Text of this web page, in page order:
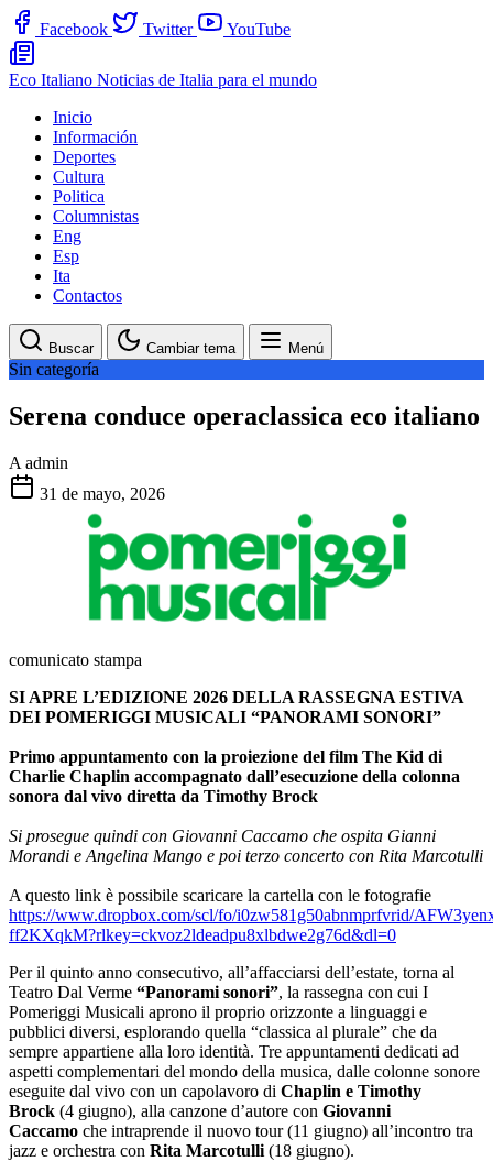
Facebook Twitter YouTube
Eco Italiano Noticias de Italia para el mundo
Inicio
Información
Deportes
Cultura
Politica
Columnistas
Eng
Esp
Ita
Contactos
Buscar Cambiar tema Menú
Sin categoría
Serena conduce operaclassica eco italiano
A admin
31 de mayo, 2026
comunicato stampa
SI APRE L’EDIZIONE 2026 DELLA RASSEGNA ESTIVA
DEI POMERIGGI MUSICALI “PANORAMI SONORI”
Primo appuntamento con la proiezione del film The Kid di
Charlie Chaplin accompagnato dall’esecuzione della colonna
sonora dal vivo diretta da Timothy Brock
Si prosegue quindi con Giovanni Caccamo che ospita Gianni
Morandi e Angelina Mango e poi terzo concerto con Rita Marcotulli
A questo link è possibile scaricare la cartella con le fotografie
https://www.dropbox.com/scl/fo/i0zw581g50abnmprfvrid/
ff2KXqkM?rlkey=ckvoz2ldeadpu8xlbdwe2g76d&dl=0
Per il quinto anno consecutivo, all’affacciarsi dell’estate, torna al
Teatro Dal Verme “Panorami sonori”, la rassegna con cui I
Pomeriggi Musicali aprono il proprio orizzonte a linguaggi e
pubblici diversi, esplorando quella “classica al plurale” che da
sempre appartiene alla loro identità. Tre appuntamenti dedicati ad
aspetti complementari del mondo della musica, dalle colonne sonore
eseguite dal vivo con un capolavoro di Chaplin e Timothy
Brock (4 giugno), alla canzone d’autore con Giovanni
Caccamo che intraprende il nuovo tour (11 giugno) all’incontro tra
jazz e orchestra con Rita Marcotulli (18 giugno).